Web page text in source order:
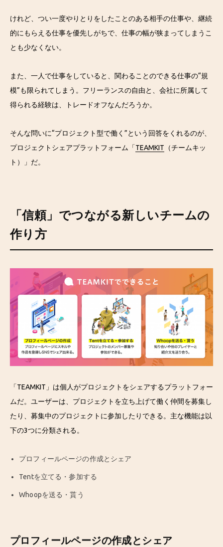
けれど、つい一度やりとりをしたことのある相手の仕事や、継続
的にもらえる仕事を優先しがちで、仕事の幅が狭まってしまうこ
とも少なくない。
また、一人で仕事をしていると、関わることのできる仕事の“規
模”も限られてしまう。フリーランスの自由と、会社に所属して
得られる経験は、トレードオフなんだろうか。
そんな問いに“プロジェクト型で働く”という回答をくれるのが、
プロジェクトシェアプラットフォーム「TEAMKIT （チームキッ
ト）」だ。
「信頼」でつながる新しいチームの
作り方
「TEAMKIT」は個人がプロジェクトをシェアするプラットフォー
ムだ。ユーザーは、プロジェクトを立ち上げて働く仲間を募集し
たり、募集中のプロジェクトに参加したりできる。主な機能は以
下の3つに分類される。
プロフィールページの作成とシェア
Tentを立てる・参加する
Whoopを送る・貰う
プロフィールページの作成とシェア